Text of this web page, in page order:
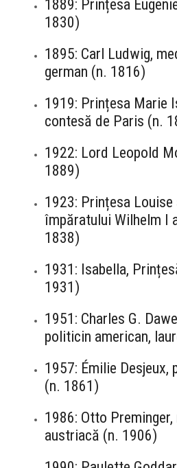
1889: Prințesa
1830)
1895: Carl Ludwig,
german (n. 1816)
1919: Prințesa Marie
contesă de Paris (n.
1922: Lord Leopold
1889)
1923: Prințesa
împăratului Wilhelm I
1838)
1931: Isabella,
1931)
1951: Charles G.
politicin american,
1957: Émilie
(n. 1861)
1986: Otto
austriacă (n. 1906)